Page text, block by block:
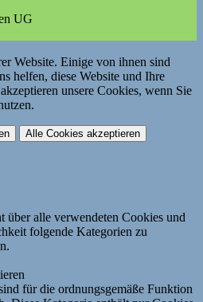
UG
Website. Einige von ihnen sind
helfen, diese Website und Ihre
unsere Cookies, wenn Sie
Alle Cookies akzeptieren
über alle verwendeten Cookies und
folgende Kategorien zu
für die ordnungsgemäße Funktion